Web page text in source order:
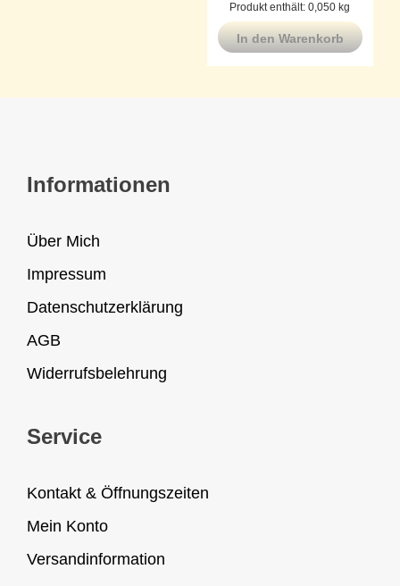
Produkt enthält: 0,050 kg
In den Warenkorb
Informationen
Über Mich
Impressum
Datenschutzerklärung
AGB
Widerrufsbelehrung
Service
Kontakt & Öffnungszeiten
Mein Konto
Versandinformation